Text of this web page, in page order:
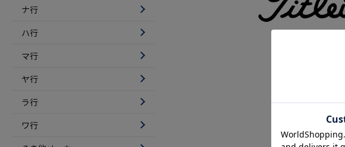
ナ行
ハ行
マ行
ヤ行
ラ行
ワ行